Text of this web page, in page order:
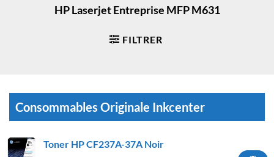
HP Laserjet Entreprise MFP M631
FILTRER
Consommables Originale Inkcenter
Toner HP CF237A-37A Noir